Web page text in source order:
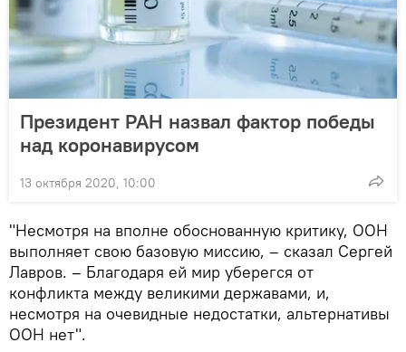
Президент РАН назвал фактор победы
над коронавирусом
13 октября 2020, 10:00
"Несмотря на вполне обоснованную критику, ООН
выполняет свою базовую миссию, – сказал Сергей
Лавров. – Благодаря ей мир уберегся от
конфликта между великими державами, и,
несмотря на очевидные недостатки, альтернативы
ООН нет".